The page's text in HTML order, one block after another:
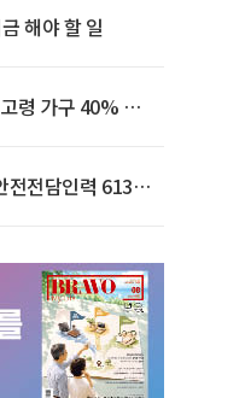
해야 할 일
령 가구 40% 노
전전담인력 613명